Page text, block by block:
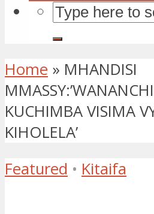
Home » MHANDISI
KUCHIMBA VISIMA
KIHOLELA’
Featured • Kitaifa